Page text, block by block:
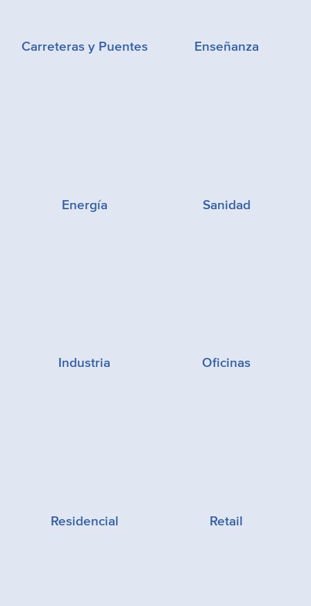
Carreteras y Puentes Enseñanza
Energía Sanidad
Industria Oficinas
Residencial Retail